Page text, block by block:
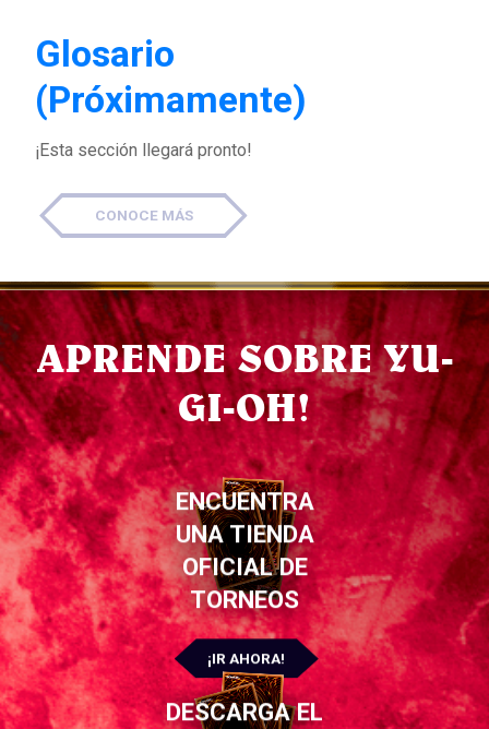
Glosario
(Próximamente)
¡Esta sección llegará pronto!
CONOCE MÁS
APRENDE SOBRE YU-
GI-OH!
ENCUENTRA
UNA TIENDA
OFICIAL DE
TORNEOS
¡IR AHORA!
DESCARGA EL